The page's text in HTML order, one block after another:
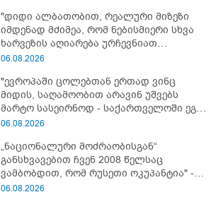
ირაკლი კობახიძე
"დიდი ალბათობით, რეალური მიზეზი
იმდენად მძიმეა, რომ ნებისმიერი სხვა
ხარვეზის აღიარება ურჩევნიათ
ნამდვილი მიზეზის გამოაშკარავებას" -
გათიშვაზე
06.08.2026
"ევროპაში ცოლებთან ერთად ვინც
მიდის, საღამოობით არავინ უშვებს
მარტო სასეირნოდ - საქართველოში ეგ
პრობლემა არ არის!" - ლევან
06.08.2026
„ნაციონალური მოძრაობისგან“
განსხვავებით ჩვენ 2008 წელსაც
ვამბობდით, რომ რუსეთი ოკუპანტია" -
ნინო წილოსანი
06.08.2026